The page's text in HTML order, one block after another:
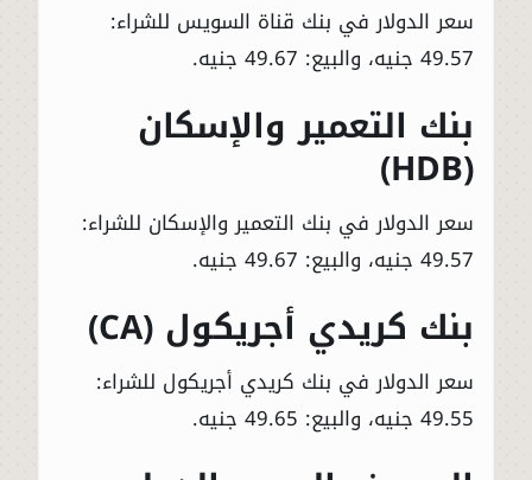
سعر الدولار في بنك قناة السويس للشراء:
49.57 جنيه، والبيع: 49.67 جنيه.
بنك التعمير والإسكان
(HDB)
سعر الدولار في بنك التعمير والإسكان للشراء:
49.57 جنيه، والبيع: 49.67 جنيه.
بنك كريدي أجريكول (CA)
سعر الدولار في بنك كريدي أجريكول للشراء:
49.55 جنيه، والبيع: 49.65 جنيه.